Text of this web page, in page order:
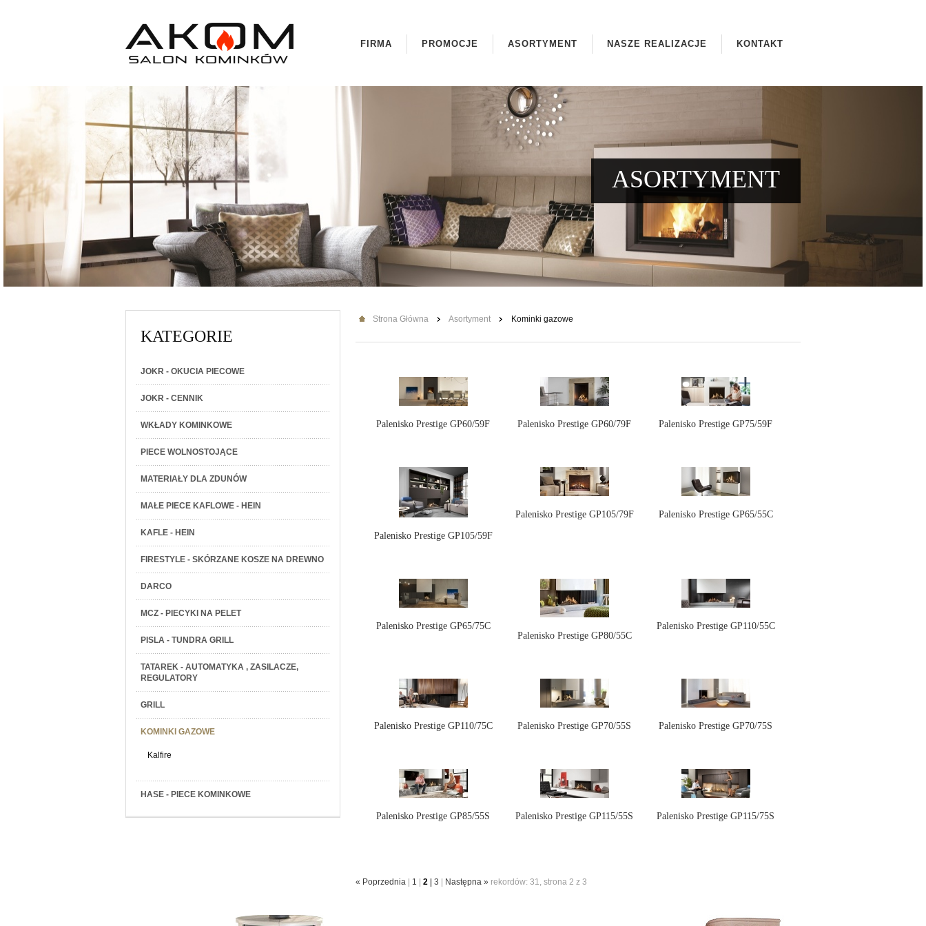
FIRMA PROMOCJE ASORTYMENT NASZE REALIZACJE KONTAKT
ASORTYMENT
KATEGORIE
JOKR - OKUCIA PIECOWE
JOKR - CENNIK
WKŁADY KOMINKOWE
PIECE WOLNOSTOJĄCE
MATERIAŁY DLA ZDUNÓW
MAŁE PIECE KAFLOWE - HEIN
KAFLE - HEIN
FIRESTYLE - SKÓRZANE KOSZE NA DREWNO
DARCO
MCZ - PIECYKI NA PELET
PISLA - TUNDRA GRILL
TATAREK - AUTOMATYKA , ZASILACZE,
REGULATORY
GRILL
KOMINKI GAZOWE
Kalfire
HASE - PIECE KOMINKOWE
Strona Główna Asortyment Kominki gazowe
Palenisko Prestige GP60/59F Palenisko Prestige GP60/79F Palenisko Prestige GP75/59F
Palenisko Prestige GP105/59F
Palenisko Prestige GP105/79F Palenisko Prestige GP65/55C
Palenisko Prestige GP65/75C
Palenisko Prestige GP80/55C
Palenisko Prestige GP110/55C
Palenisko Prestige GP110/75C Palenisko Prestige GP70/55S Palenisko Prestige GP70/75S
Palenisko Prestige GP85/55S Palenisko Prestige GP115/55S Palenisko Prestige GP115/75S
« Poprzednia 1 2 3 Następna » rekordów: 31, strona 2 z 3